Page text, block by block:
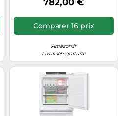
Blanc
782,00 €
Comparer 16 prix
Amazon.fr
Livraison gratuite